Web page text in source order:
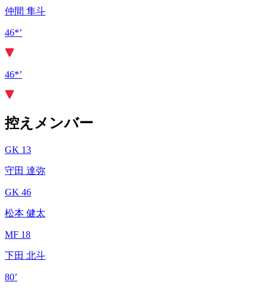
仲間 隼斗
46*’
46*’
控えメンバー
GK 13
守田 達弥
GK 46
松本 健太
MF 18
下田 北斗
80’